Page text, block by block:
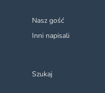
Nasz gość
Inni napisali
Szukaj